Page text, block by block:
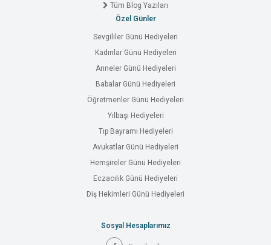
Tüm Blog Yazıları
Özel Günler
Sevgililer Günü Hediyeleri
Kadınlar Günü Hediyeleri
Anneler Günü Hediyeleri
Babalar Günü Hediyeleri
Öğretmenler Günü Hediyeleri
Yılbaşı Hediyeleri
Tıp Bayramı Hediyeleri
Avukatlar Günü Hediyeleri
Hemşireler Günü Hediyeleri
Eczacılık Günü Hediyeleri
Diş Hekimleri Günü Hediyeleri
Sosyal Hesaplarımız